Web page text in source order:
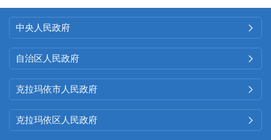
中央人民政府 
自治区人民政府 
克拉玛依市人民政府 
克拉玛依区人民政府 